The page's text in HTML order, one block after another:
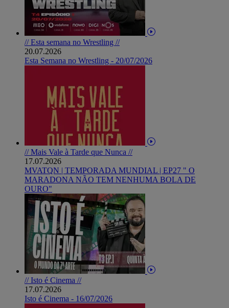
// Esta semana no Wrestling //
20.07.2026
Esta Semana no Wrestling - 20/07/2026
// Mais Vale à Tarde que Nunca //
17.07.2026
MVATQN | TEMPORADA MUNDIAL | EP27 " O
MARADONA NÃO TEM NENHUMA BOLA DE
OURO"
// Isto é Cinema //
17.07.2026
Isto é Cinema - 16/07/2026